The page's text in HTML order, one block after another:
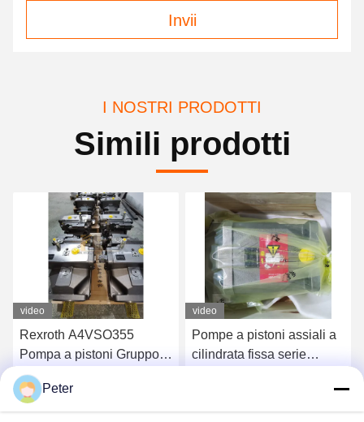
Invii
I NOSTRI PRODOTTI
Simili prodotti
video
Pompe a pistoni assiali a
cilindrata fissa serie
Rexroth A4FO Pompe a
pistoni idrauliche
A4FO125_30L-
Ottenga il migliore prezzo
video
NZD12KXX-S Pompa
variabile altamente
Peter